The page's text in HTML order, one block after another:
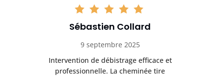
Sébastien Collard
9 septembre 2025
Intervention de débistrage efficace et
professionnelle. La cheminée tire